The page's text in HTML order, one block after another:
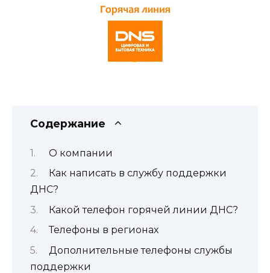
Содержание
О компании
Как написать в службу поддержки
ДНС?
Какой телефон горячей линии ДНС?
Телефоны в регионах
Дополнительные телефоны службы
поддержки